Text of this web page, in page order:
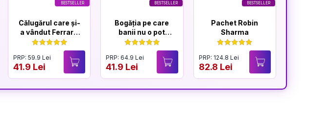
BESTSELLER
Călugărul care și-
a vândut Ferrari-
ul
PRP: 59.9 Lei
41.9 Lei
BESTSELLER
Bogăția pe care
banii nu o pot
cumpăra
PRP: 64.9 Lei
41.9 Lei
BESTSELLER
Pachet Robin
Sharma
PRP: 124.8 Lei
82.8 Lei